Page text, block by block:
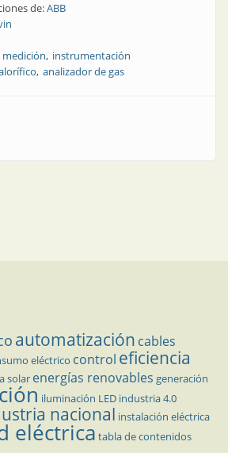
de:ABB
medición instrumentación
analizador de gas
Instrumentación analítica | Medición continua
automatización cables
eléctrico control eficiencia
solar energías renovables generación
iluminación LED industria 4.0
nacional instalación eléctrica
eléctrica tabla de contenidos